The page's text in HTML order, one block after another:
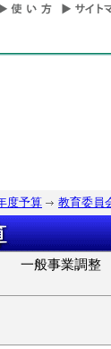
度予算 教育委員
一般事業調整